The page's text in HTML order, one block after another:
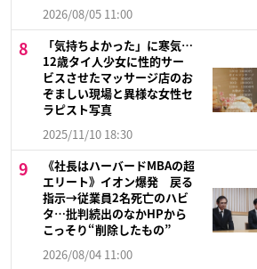
2026/08/05 11:00
「気持ちよかった」に寒気…
12歳タイ人少女に性的サー
ビスさせたマッサージ店のお
ぞましい現場と異様な女性セ
ラピスト写真
2025/11/10 18:30
《社長はハーバードMBAの超
エリート》イオン爆発 戻る
指示→従業員2名死亡のハビ
タ…批判続出のなかHPから
こっそり“削除したもの”
2026/08/04 11:00